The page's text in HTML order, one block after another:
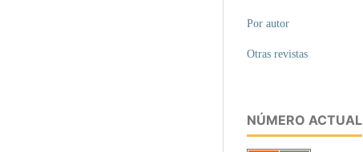
Por autor
Otras revistas
NÚMERO ACTUAL